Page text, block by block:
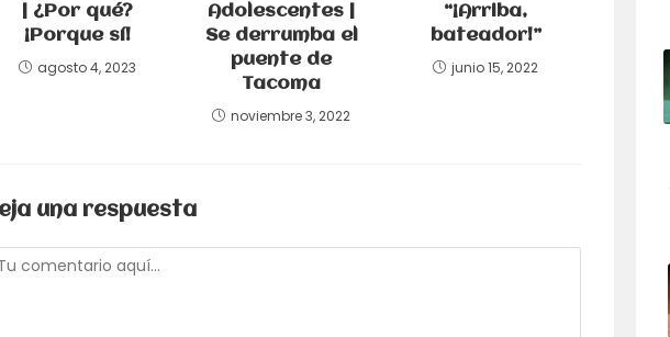
| ¿Por qué?
¡Porque sí!
agosto 4, 2023
Adolescentes |
Se derrumba el
puente de
Tacoma
noviembre 3, 2022
“¡Arriba,
bateador!”
junio 15, 2022
una respuesta